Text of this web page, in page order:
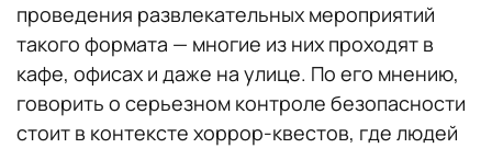
проведения развлекательных мероприятий
такого формата — многие из них проходят в
кафе, офисах и даже на улице. По его мнению,
говорить о серьезном контроле безопасности
стоит в контексте хоррор-квестов, где людей